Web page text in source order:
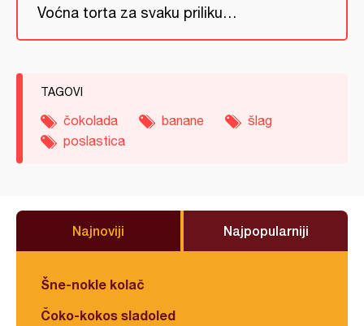
Voćna torta za svaku priliku…
TAGOVI
čokolada banane
šlag
poslastica
Najnoviji Najpopularniji
Šne-nokle kolač
Čoko-kokos sladoled